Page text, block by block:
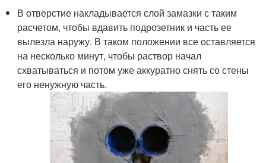
В отверстие накладывается слой замазки с таким
расчетом, чтобы вдавить подрозетник и часть ее
вылезла наружу. В таком положении все оставляется
на несколько минут, чтобы раствор начал
схватываться и потом уже аккуратно снять со стены
его ненужную часть.